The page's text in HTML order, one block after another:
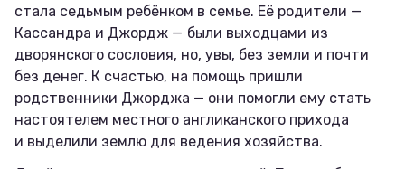
стала седьмым ребёнком в семье. Её родители —
Кассандра и Джордж — были выходцами из
дворянского сословия, но, увы, без земли и почти
без денег. К счастью, на помощь пришли
родственники Джорджа — они помогли ему стать
настоятелем местного англиканского прихода
и выделили землю для ведения хозяйства.